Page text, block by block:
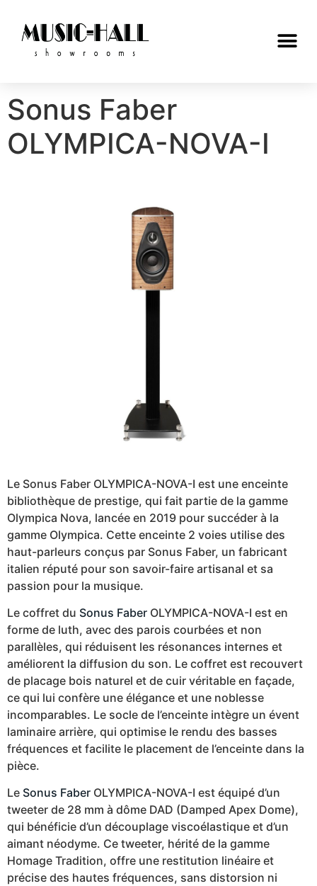
Sonus Faber
OLYMPICA-NOVA-I
Le Sonus Faber OLYMPICA-NOVA-I est une enceinte
bibliothèque de prestige, qui fait partie de la gamme
Olympica Nova, lancée en 2019 pour succéder à la
gamme Olympica. Cette enceinte 2 voies utilise des
haut-parleurs conçus par Sonus Faber, un fabricant
italien réputé pour son savoir-faire artisanal et sa
passion pour la musique.
Le coffret du Sonus Faber OLYMPICA-NOVA-I est en
forme de luth, avec des parois courbées et non
parallèles, qui réduisent les résonances internes et
améliorent la diffusion du son. Le coffret est recouvert
de placage bois naturel et de cuir véritable en façade,
ce qui lui confère une élégance et une noblesse
incomparables. Le socle de l’enceinte intègre un évent
laminaire arrière, qui optimise le rendu des basses
fréquences et facilite le placement de l’enceinte dans la
pièce.
Le Sonus Faber OLYMPICA-NOVA-I est équipé d’un
tweeter de 28 mm à dôme DAD (Damped Apex Dome),
qui bénéficie d’un découplage viscoélastique et d’un
aimant néodyme. Ce tweeter, hérité de la gamme
Homage Tradition, offre une restitution linéaire et
précise des hautes fréquences, sans distorsion ni